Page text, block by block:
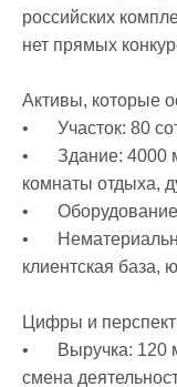
российских
нет прямых
Активы, которые
•	Участок: 80 соток, удобные подъездные пути.
•	Здание: 4000 м? — полноценная инфраструктура: административная часть, производство,
комнаты отдыха,
•	Оборудование: Станочный парк, грузоподъемная техника.
•	Нематериальные активы: Конструкторская документация на всю линейку, сайт, соцсети,
клиентская база,
Цифры и
•	Выручка: 120 млн (2022) > 90 млн (2023) > 70 млн (2024) > 42 млн (2025). Причина снижения —
смена